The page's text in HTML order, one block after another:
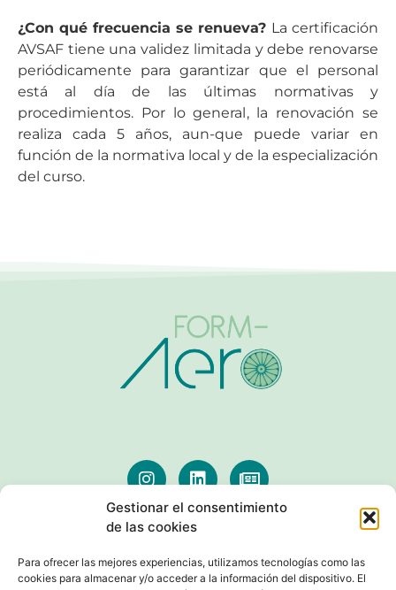
Gestionar el consentimiento
de las cookies
Para ofrecer las mejores experiencias, utilizamos tecnologías como las
cookies para almacenar y/o acceder a la información del dispositivo. El
¿Con qué frecuencia se renueva? La certificación
AVSAF tiene una validez limitada y debe renovarse
periódicamente para garantizar que el personal
está al día de las últimas normativas y
procedimientos. Por lo general, la renovación se
realiza cada 5 años, aun-que puede variar en
función de la normativa local y de la especialización
del curso.